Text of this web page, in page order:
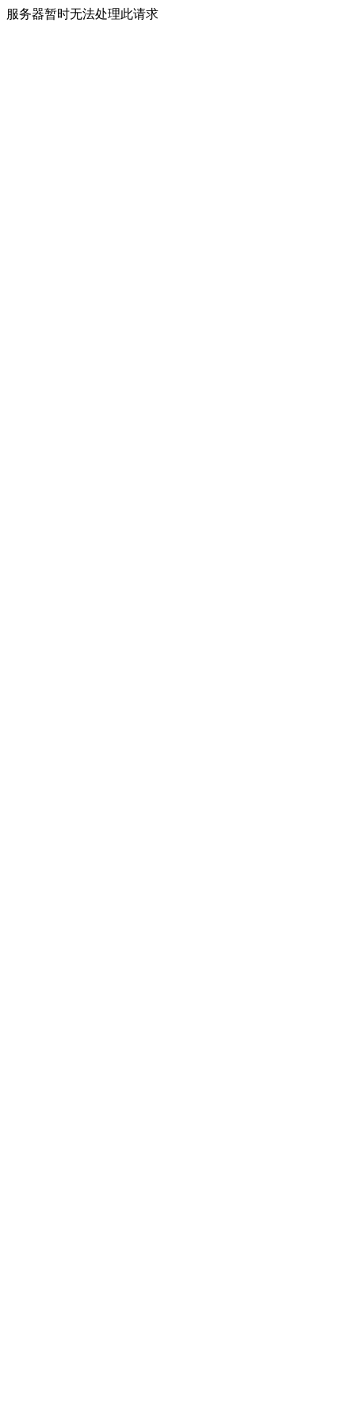
服务器暂时无法处理此请求